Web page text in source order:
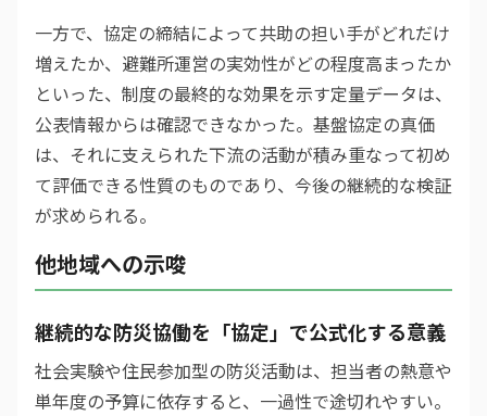
一方で、協定の締結によって共助の担い手がどれだけ
増えたか、避難所運営の実効性がどの程度高まったか
といった、制度の最終的な効果を示す定量データは、
公表情報からは確認できなかった。基盤協定の真価
は、それに支えられた下流の活動が積み重なって初め
て評価できる性質のものであり、今後の継続的な検証
が求められる。
他地域への示唆
継続的な防災協働を「協定」で公式化する意義
社会実験や住民参加型の防災活動は、担当者の熱意や
単年度の予算に依存すると、一過性で途切れやすい。